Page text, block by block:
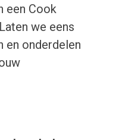
een Cook
we eens
en onderdelen